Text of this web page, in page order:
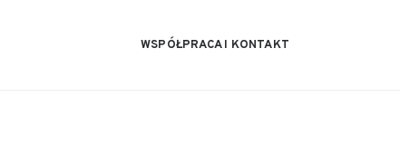
WSPÓŁPRACA I KONTAKT